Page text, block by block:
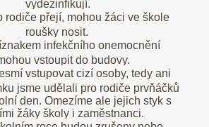
vydezinfikují.
rodiče přejí, mohou žáci ve škole
roušky nosit.
infekčního onemocnění
vstoupit do budovy.
vstupovat cizí osoby, tedy ani
jsme udělali pro rodiče prvňáčků
den. Omezíme ale jejich styk s
žáky školy i zaměstnanci.